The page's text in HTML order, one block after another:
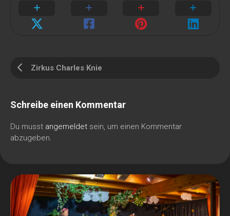
Zirkus Charles Knie
Schreibe einen Kommentar
Du musst angemeldet sein, um einen Kommentar
abzugeben.